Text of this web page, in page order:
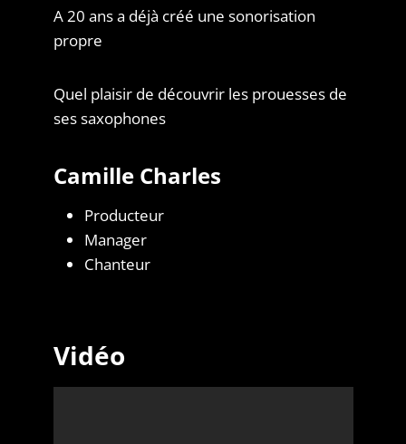
A 20 ans a déjà créé une sonorisation
propre
Quel plaisir de découvrir les prouesses de
ses saxophones
Camille Charles
Producteur
Manager
Chanteur
Vidéo